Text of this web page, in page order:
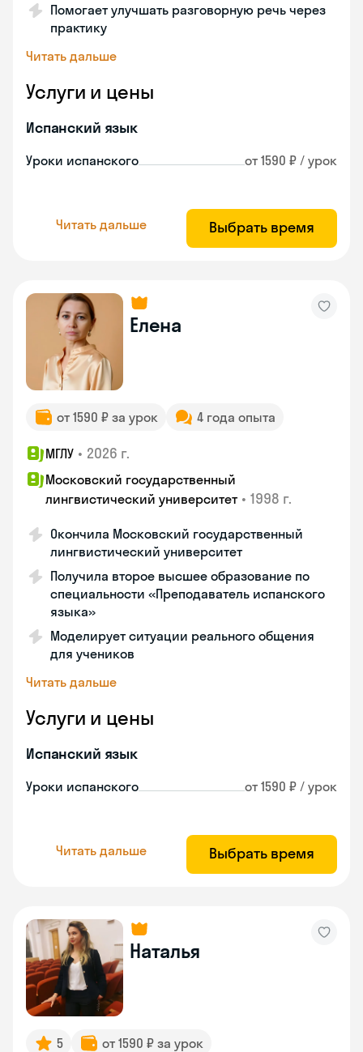
Помогает улучшать разговорную речь через
практику
Читать дальше
Услуги и цены
Испанский язык
Уроки испанского от 1590 ₽ / урок
Читать дальше Выбрать время
Елена
от 1590 ₽ за урок 4 года опыта
МГЛУ • 2026 г.
Московский государственный
лингвистический университет • 1998 г.
Окончила Московский государственный
лингвистический университет
Получила второе высшее образование по
специальности «Преподаватель испанского
языка»
Моделирует ситуации реального общения
для учеников
Читать дальше
Услуги и цены
Испанский язык
Уроки испанского от 1590 ₽ / урок
Читать дальше Выбрать время
Наталья
5
от 1590 ₽ за урок